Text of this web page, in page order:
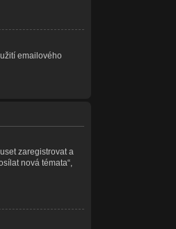
emailového
zaregistrovat a
nová témata“,